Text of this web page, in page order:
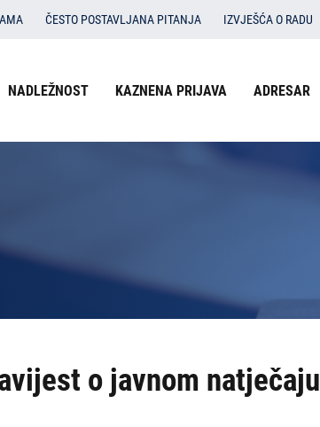
ČESTO POSTAVLJANA PITANJA IZVJEŠĆA O RADU
Izbornik
zaglavlju
O državnom odvjetništvu
Nadležnost
Kontakti
Izbornik
naDORH
NADLEŽNOST KAZNENA PRIJAVA ADRESAR
o javnom natječaju